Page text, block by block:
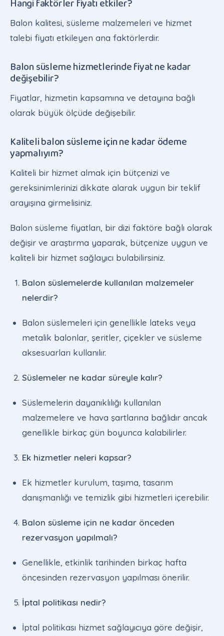
Hangi faktörler fiyatı etkiler?
Balon kalitesi, süsleme malzemeleri ve hizmet
talebi fiyatı etkileyen ana faktörlerdir.
Balon süsleme hizmetlerinde fiyat ne kadar
değişebilir?
Fiyatlar, hizmetin kapsamına ve detayına bağlı
olarak büyük ölçüde değişebilir.
Kaliteli balon süsleme için ne kadar ödeme
yapmalıyım?
Kaliteli bir hizmet almak için bütçenizi ve
gereksinimlerinizi dikkate alarak uygun bir teklif
arayışına girmelisiniz.
Balon süsleme fiyatları, bir dizi faktöre bağlı olarak
değişir ve araştırma yaparak, bütçenize uygun ve
kaliteli bir hizmet sağlayıcı bulabilirsiniz.
Balon süslemelerde kullanılan malzemeler
nelerdir?
Balon süslemeleri için genellikle lateks veya
metalik balonlar, şeritler, çiçekler ve süsleme
aksesuarları kullanılır.
Süslemeler ne kadar süreyle kalır?
Süslemelerin dayanıklılığı kullanılan
malzemelere ve hava şartlarına bağlıdır ancak
genellikle birkaç gün boyunca kalabilirler.
Ek hizmetler neleri kapsar?
Ek hizmetler kurulum, taşıma, tasarım
danışmanlığı ve temizlik gibi hizmetleri içerebilir.
Balon süsleme için ne kadar önceden
rezervasyon yapılmalı?
Genellikle, etkinlik tarihinden birkaç hafta
öncesinden rezervasyon yapılması önerilir.
İptal politikası nedir?
İptal politikası hizmet sağlayıcıya göre değişir,